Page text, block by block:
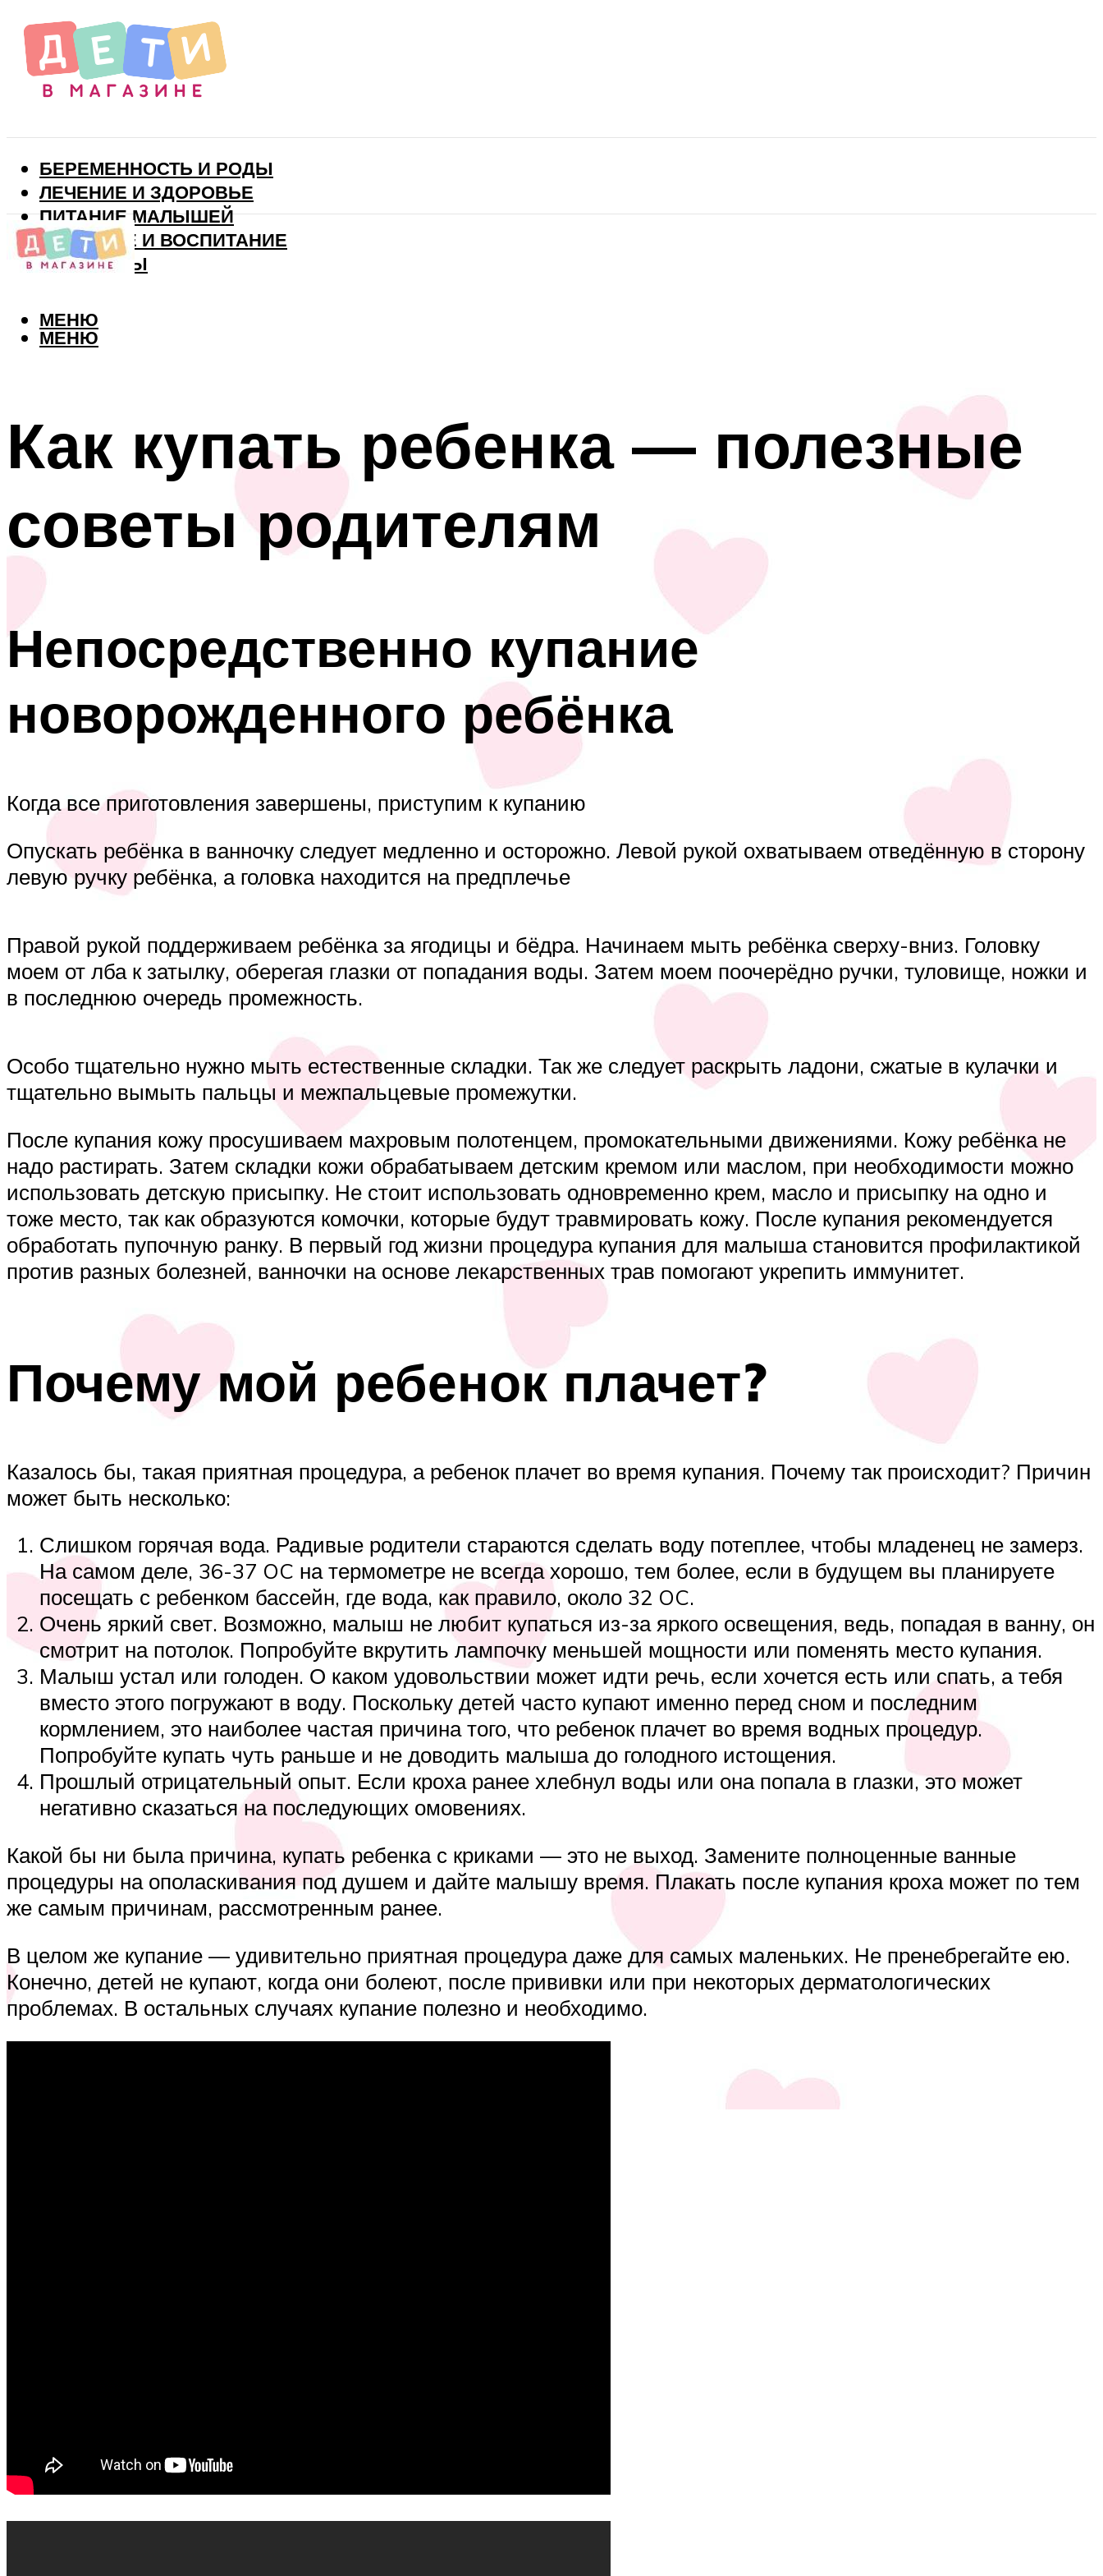
БЕРЕМЕННОСТЬ И РОДЫ
ЛЕЧЕНИЕ И ЗДОРОВЬЕ
ПИТАНИЕ МАЛЫШЕЙ
РАЗВИТИЕ И ВОСПИТАНИЕ
ВИТАМИНЫ
МЕНЮ
МЕНЮ
Как купать ребенка — полезные
советы родителям
Непосредственно купание
новорожденного ребёнка
Когда все приготовления завершены, приступим к купанию
Опускать ребёнка в ванночку следует медленно и осторожно. Левой рукой охватываем отведённую в сторону
левую ручку ребёнка, а головка находится на предплечье
Правой рукой поддерживаем ребёнка за ягодицы и бёдра. Начинаем мыть ребёнка сверху-вниз. Головку
моем от лба к затылку, оберегая глазки от попадания воды. Затем моем поочерёдно ручки, туловище, ножки и
в последнюю очередь промежность.
Особо тщательно нужно мыть естественные складки. Так же следует раскрыть ладони, сжатые в кулачки и
тщательно вымыть пальцы и межпальцевые промежутки.
После купания кожу просушиваем махровым полотенцем, промокательными движениями. Кожу ребёнка не
надо растирать. Затем складки кожи обрабатываем детским кремом или маслом, при необходимости можно
использовать детскую присыпку. Не стоит использовать одновременно крем, масло и присыпку на одно и
тоже место, так как образуются комочки, которые будут травмировать кожу. После купания рекомендуется
обработать пупочную ранку. В первый год жизни процедура купания для малыша становится профилактикой
против разных болезней, ванночки на основе лекарственных трав помогают укрепить иммунитет.
Почему мой ребенок плачет?
Казалось бы, такая приятная процедура, а ребенок плачет во время купания. Почему так происходит? Причин
может быть несколько:
Слишком горячая вода. Радивые родители стараются сделать воду потеплее, чтобы младенец не замерз.
На самом деле, 36-37 OC на термометре не всегда хорошо, тем более, если в будущем вы планируете
посещать с ребенком бассейн, где вода, как правило, около 32 OC.
Очень яркий свет. Возможно, малыш не любит купаться из-за яркого освещения, ведь, попадая в ванну, он
смотрит на потолок. Попробуйте вкрутить лампочку меньшей мощности или поменять место купания.
Малыш устал или голоден. О каком удовольствии может идти речь, если хочется есть или спать, а тебя
вместо этого погружают в воду. Поскольку детей часто купают именно перед сном и последним
кормлением, это наиболее частая причина того, что ребенок плачет во время водных процедур.
Попробуйте купать чуть раньше и не доводить малыша до голодного истощения.
Прошлый отрицательный опыт. Если кроха ранее хлебнул воды или она попала в глазки, это может
негативно сказаться на последующих омовениях.
Какой бы ни была причина, купать ребенка с криками — это не выход. Замените полноценные ванные
процедуры на ополаскивания под душем и дайте малышу время. Плакать после купания кроха может по тем
же самым причинам, рассмотренным ранее.
В целом же купание — удивительно приятная процедура даже для самых маленьких. Не пренебрегайте ею.
Конечно, детей не купают, когда они болеют, после прививки или при некоторых дерматологических
проблемах. В остальных случаях купание полезно и необходимо.